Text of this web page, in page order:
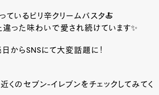
いるピリ辛クリームパスタ🍝
違った味わいで愛され続けています✨
日からSNSにて大変話題に！
のセブン-イレブンをチェックしてみてく